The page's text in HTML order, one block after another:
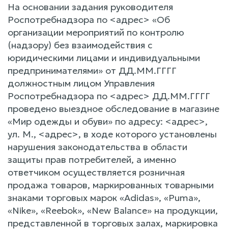
На основании задания руководителя
Роспотребнадзора по <адрес> «Об
организации мероприятий по контролю
(надзору) без взаимодействия с
юридическими лицами и индивидуальными
предпринимателями» от ДД.ММ.ГГГГ
должностным лицом Управления
Роспотребнадзора по <адрес> ДД.ММ.ГГГГ
проведено выездное обследование в магазине
«Мир одежды и обуви» по адресу: <адрес>,
ул. М., <адрес>, в ходе которого установлены
нарушения законодательства в области
защиты прав потребителей, а именно
ответчиком осуществляется розничная
продажа товаров, маркированных товарными
знаками торговых марок «Adidas», «Puma»,
«Nike», «Reebok», «New Balance» на продукции,
представленной в торговых залах, маркировка